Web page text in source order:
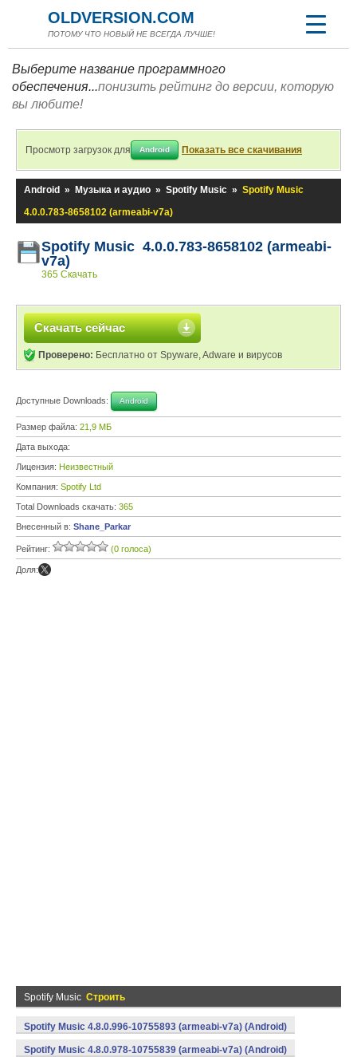
OLDVERSION.COM
ПОТОМУ ЧТО НОВЫЙ НЕ ВСЕГДА ЛУЧШЕ!
Выберите название программного
обеспечения...понизить рейтинг до версии, которую
вы любите!
Просмотр загрузок для Android Показать все скачивания
Android » Музыка и аудио » Spotify Music » Spotify Music
4.0.0.783-8658102 (armeabi-v7a)
Spotify Music 4.0.0.783-8658102 (armeabi-
v7a)
365 Скачать
Скачать сейчас
Проверено: Бесплатно от Spyware, Adware и вирусов
Доступные Downloads: Android
Размер файла: 21,9 МБ
Дата выхода:
Лицензия: Неизвестный
Компания: Spotify Ltd
Total Downloads скачать: 365
Внесенный в: Shane_Parkar
Рейтинг: (0 голоса)
Доля:
Spotify Music Строить
Spotify Music 4.8.0.996-10755893 (armeabi-v7a) (Android)
Spotify Music 4.8.0.978-10755839 (armeabi-v7a) (Android)